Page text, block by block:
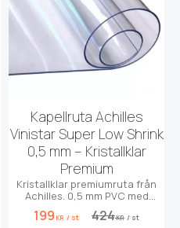
Kapellruta Achilles
Vinistar Super Low Shrink
0,5 mm – Kristallklar
Premium
Kristallklar premiumruta från
Achilles. 0,5 mm PVC med
minimal krympning & UV-skydd.
Toppkvalitet!
199 KR / st 424KR / st